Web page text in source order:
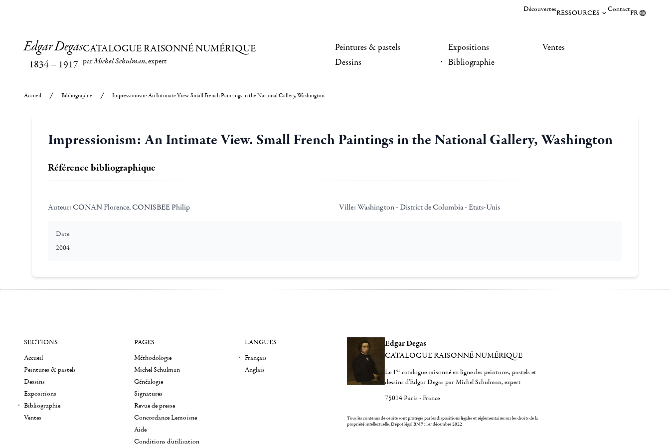
DécouvertesRESSOURCES ContactFR
Edgar Degas
1834– 1917
CATALOGUE RAISONNÉ NUMÉRIQUE
parMichel Schulman, expert
Peintures & pastels
Dessins
Expositions
Bibliographie
Ventes
Accueil Bibliographie Impressionism: An Intimate View. Small French Paintings in the National Gallery, Washington
Impressionism: An Intimate View. Small French Paintings in the National Gallery, Washington
Référence bibliographique
Auteur: CONAN Florence, CONISBEE Philip Ville: Washington - District de Columbia - Etats-Unis
Date
2004
Edgar Degas
CATALOGUE RAISONNÉ NUMÉRIQUE
Le 1er catalogue raisonné en ligne des peintures, pastels et
dessins d'Edgar Degas par Michel Schulman, expert
75014 Paris - France
Tous les contenus de ce site sont protégés par les dispositions légales et réglementaires sur les droits de la
propriété intellectuelle.Dépot légal BNF : 1er décembre 2022
SECTIONS
Accueil
Peintures & pastels
Dessins
Expositions
Bibliographie
Ventes
PAGES
Méthodologie
Michel Schulman
Généalogie
Signatures
Revue de presse
Concordance Lemoisne
Aide
Conditions d'utilisation
LANGUES
Français
Anglais